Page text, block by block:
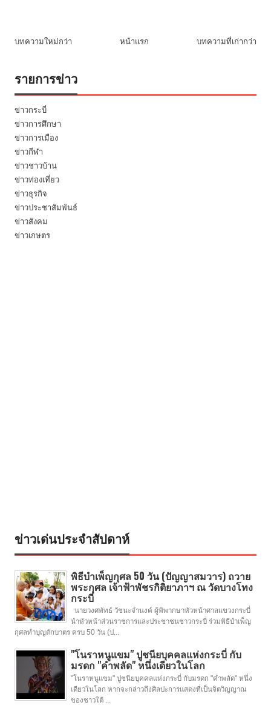
บทความใหม่กว่า บทความที่เก่ากว่า
หน้าแรก
รายการข่าว
ข่าวกระบี่
ข่าวการศึกษา
ข่าวการเมือง
ข่าวกีฬา
ข่าวชาวบ้าน
ข่าวท่องเที่ยว
ข่าวธุรกิจ
ข่าวประชาสัมพันธ์
ข่าวสังคม
ข่าวเกษตร
ข่าวเด่นประจำสัปดาห์
พิธีบำเพ็ญกุศล 50 วัน (ปัญญาสมวาร) ถวาย
พระกุศล เจ้าฟ้าพัชรกิติยาภาฯ ณ วัดบางโทง
กระบี่
นายวงศพัทธ์ วัชนะจำนงค์ ผู้พิพากษาหัวหน้าศาลแขวงกระบี่
นำหัวหน้าส่วนราชการและประชาชนชาวกระบี่ ร่วมพิธีบำเพ็ญ
กุศลทำบุญตักบาตร ครบ 50 วัน (ป...
"โนราหนูแขม" ปูชนียบุคคลแห่งกระบี่ กับ
มรดก "คำพลัด" หนึ่งเดียวในโลก
"โนราหนูแขม" ปูชนียบุคคลแห่งกระบี่ กับมรดก "คำพลัด" หนึ่ง
เดียวในโลก หากจะกล่าวถึงศิลปะการแสดงที่เป็นจิตวิญญาณ
ของชาวใต้ ...